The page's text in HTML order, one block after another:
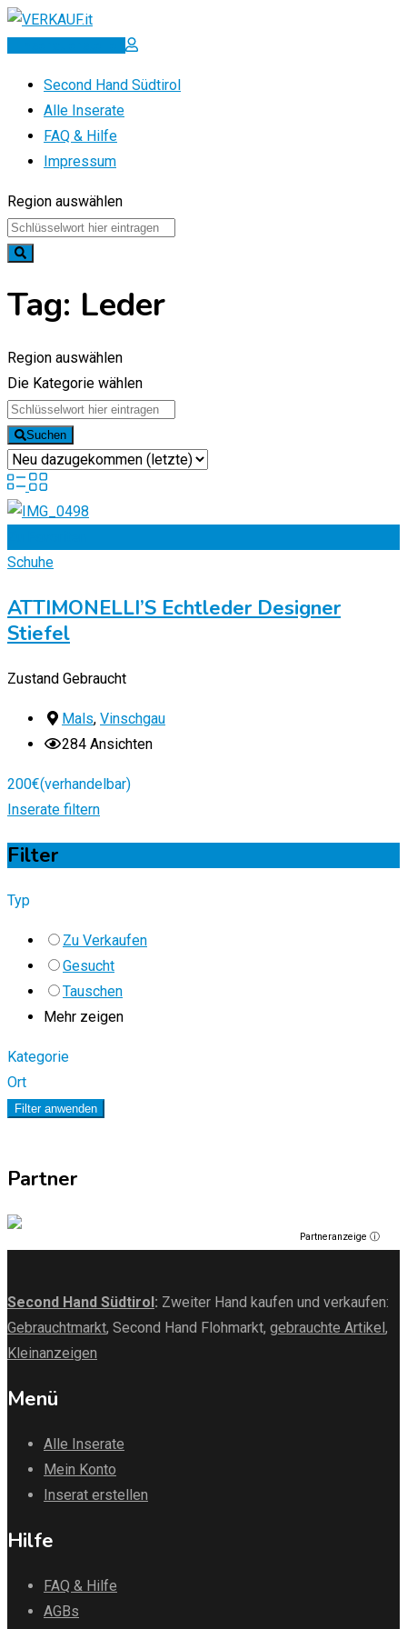
Zum
Inserat erstellen
Second Hand Südtirol
Alle Inserate
FAQ & Hilfe
Impressum
Region auswählen
Tag: Leder
Region auswählen
Die Kategorie wählen
Suchen
Schuhe
ATTIMONELLI’S Echtleder Designer
Stiefel
Zustand Gebraucht
Mals, Vinschgau
284 Ansichten
200€(verhandelbar)
Inserate filtern
Filter
Typ
Zu Verkaufen
Gesucht
Tauschen
Mehr zeigen
Kategorie
Ort
Filter anwenden
Partner
Partneranzeige ⓘ
Second Hand Südtirol : Zweiter Hand kaufen und verkaufen:
Gebrauchtmarkt, Second Hand Flohmarkt, gebrauchte Artikel ,
Kleinanzeigen
Menü
Alle Inserate
Mein Konto
Inserat erstellen
Hilfe
FAQ & Hilfe
AGBs